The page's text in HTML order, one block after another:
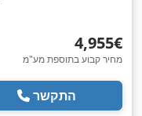
‏4,955 ‏€
מחיר קבוע בתוספת מע"מ
התקשר